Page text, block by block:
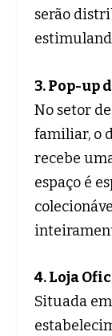
serão
3. Pop-up
No setor
familiar, o
recebe
espaço é
4. Loja
Situada